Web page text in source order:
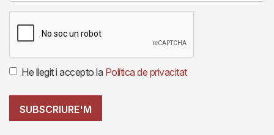
He llegit i accepto la Política de privacitat
SUBSCRIURE'M